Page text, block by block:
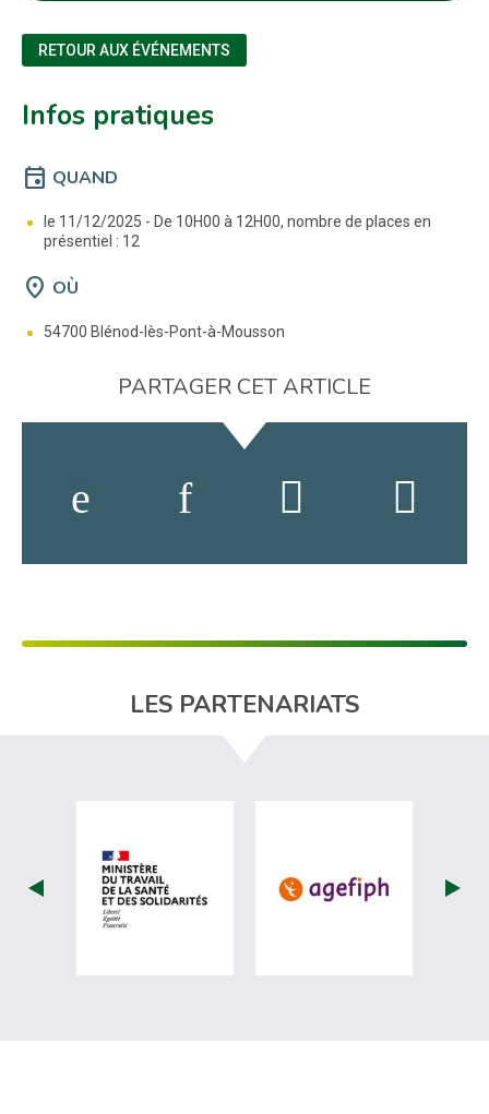
RETOUR AUX ÉVÉNEMENTS
Infos pratiques
event QUAND
le 11/12/2025 - De 10H00 à 12H00, nombre de places en
présentiel : 12
location_on OÙ
54700 Blénod-lès-Pont-à-Mousson
PARTAGER CET ARTICLE
LES PARTENARIATS
visiter les site de Ministère du travail
visiter les